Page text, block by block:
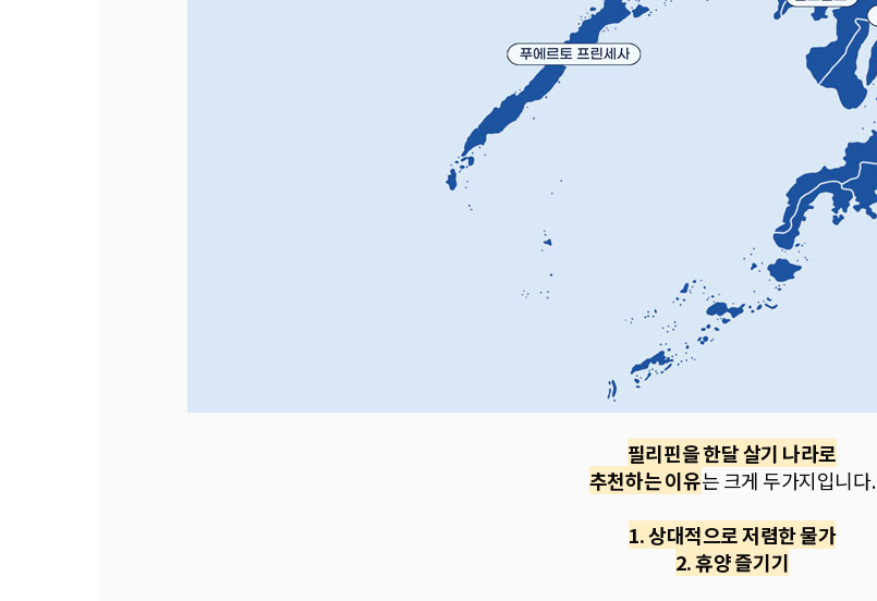
필리핀을 한달 살기 나라로
추천하는 이유는 크게 두가지입니다.
1. 상대적으로 저렴한 물가
2. 휴양 즐기기